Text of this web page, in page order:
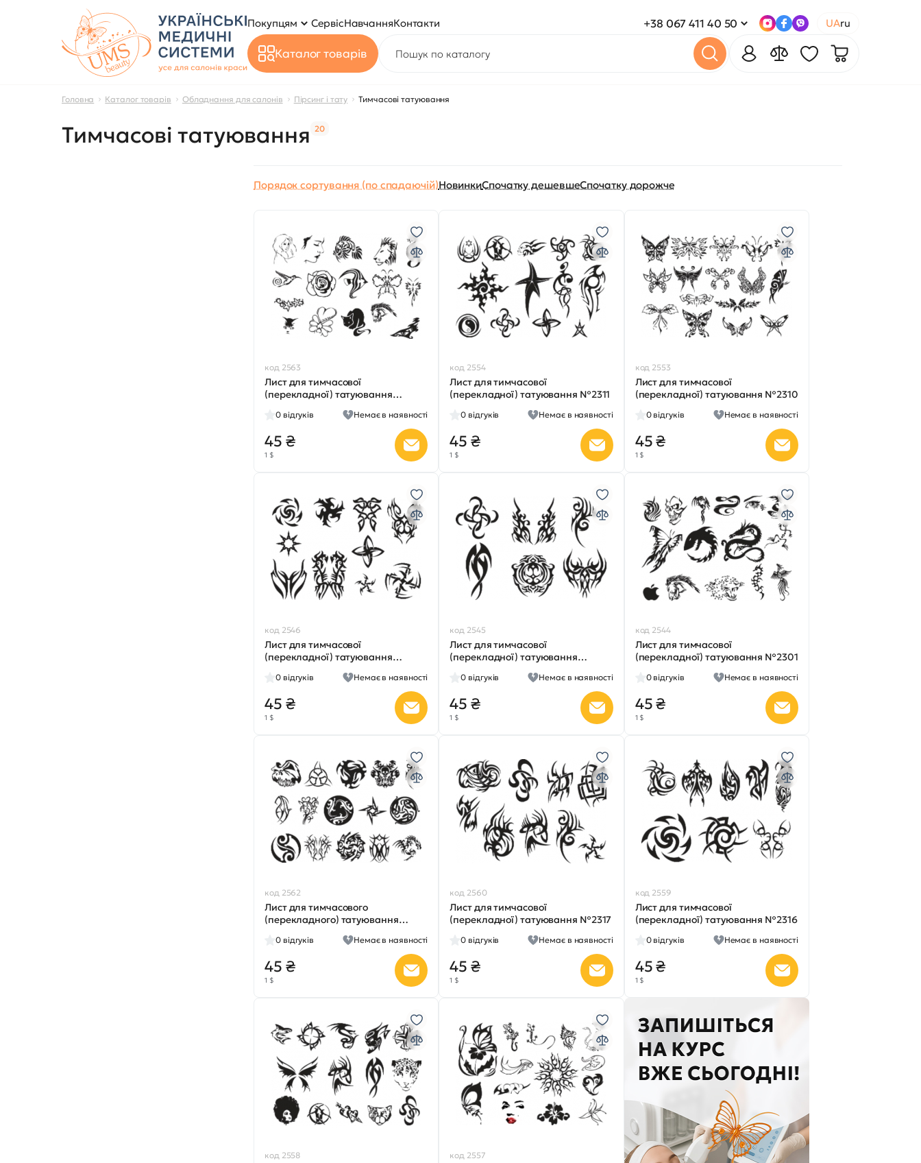
Покупцям СервісНавчанняКонтакти +38 067 411 40 50 UAru
Каталог товарів
Головна Каталог товарів Обладнання для салонів Пірсинг і тату Тимчасові татуювання
Тимчасові татуювання 20
Порядок сортування (по спадаючій)НовинкиСпочатку дешевшеСпочатку дорожче
код 2563
Лист для тимчасової
(перекладної) татуювання
0 відгуків Немає в наявності
45 ₴
1 $
код 2554
Лист для тимчасової
(перекладної) татуювання №2311
0 відгуків Немає в наявності
45 ₴
1 $
код 2553
Лист для тимчасової
(перекладної) татуювання №2310
0 відгуків Немає в наявності
45 ₴
1 $
код 2546
Лист для тимчасової
(перекладної) татуювання
0 відгуків Немає в наявності
45 ₴
1 $
код 2545
Лист для тимчасової
(перекладної) татуювання
0 відгуків Немає в наявності
45 ₴
1 $
код 2544
Лист для тимчасової
(перекладної) татуювання №2301
0 відгуків Немає в наявності
45 ₴
1 $
код 2562
Лист для тимчасового
(перекладного) татуювання
0 відгуків Немає в наявності
45 ₴
1 $
код 2560
Лист для тимчасової
(перекладної) татуювання №2317
0 відгуків Немає в наявності
45 ₴
1 $
код 2559
Лист для тимчасової
(перекладної) татуювання №2316
0 відгуків Немає в наявності
45 ₴
1 $
код 2558 код 2557